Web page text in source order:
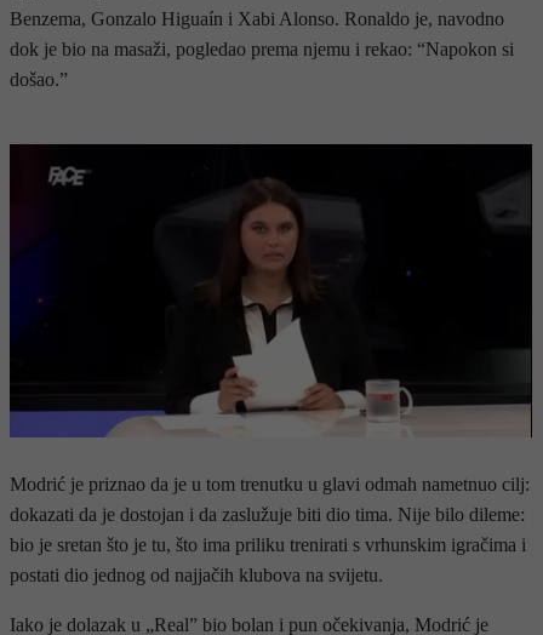
Benzema, Gonzalo Higuaín i Xabi Alonso. Ronaldo je, navodno
dok je bio na masaži, pogledao prema njemu i rekao: “Napokon si
došao.”
Modrić je priznao da je u tom trenutku u glavi odmah nametnuo cilj:
dokazati da je dostojan i da zaslužuje biti dio tima. Nije bilo dileme:
bio je sretan što je tu, što ima priliku trenirati s vrhunskim igračima i
postati dio jednog od najjačih klubova na svijetu.
Iako je dolazak u „Real” bio bolan i pun očekivanja, Modrić je